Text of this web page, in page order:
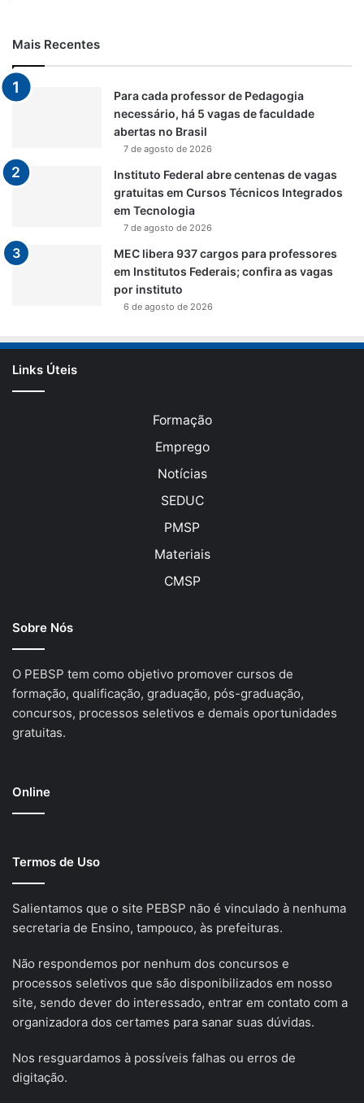
Mais Recentes
Para cada professor de Pedagogia
necessário, há 5 vagas de faculdade
abertas no Brasil
7 de agosto de 2026
Instituto Federal abre centenas de vagas
gratuitas em Cursos Técnicos Integrados
em Tecnologia
7 de agosto de 2026
MEC libera 937 cargos para professores
em Institutos Federais; confira as vagas
por instituto
6 de agosto de 2026
Links Úteis
Formação
Emprego
Notícias
SEDUC
PMSP
Materiais
CMSP
Sobre Nós
O PEBSP tem como objetivo promover cursos de
formação, qualificação, graduação, pós-graduação,
concursos, processos seletivos e demais oportunidades
gratuitas.
Online
Termos de Uso
Salientamos que o site PEBSP não é vinculado à nenhuma
secretaria de Ensino, tampouco, às prefeituras.
Não respondemos por nenhum dos concursos e
processos seletivos que são disponibilizados em nosso
site, sendo dever do interessado, entrar em contato com a
organizadora dos certames para sanar suas dúvidas.
Nos resguardamos à possíveis falhas ou erros de
digitação.